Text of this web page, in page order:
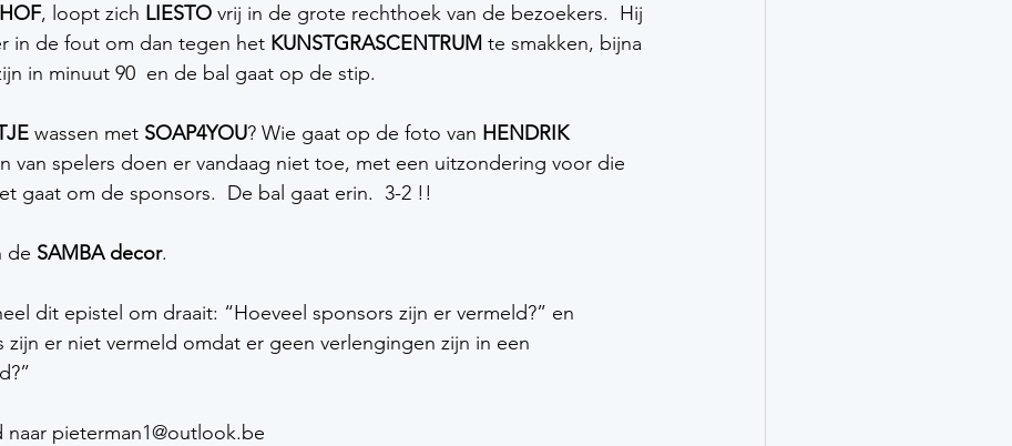
, loopt zich LIESTO vrij in de grote rechthoek van de bezoekers.  Hij
in de fout om dan tegen het KUNSTGRASCENTRUM te smakken, bijna
in minuut 90  en de bal gaat op de stip.
wassen met SOAP4YOU? Wie gaat op de foto van HENDRIK
van spelers doen er vandaag niet toe, met een uitzondering voor die
gaat om de sponsors.  De bal gaat erin.  3-2 !!
de SAMBA decor.
dit epistel om draait: “Hoeveel sponsors zijn er vermeld?” en
zijn er niet vermeld omdat er geen verlengingen zijn in een
pieterman1@outlook.be